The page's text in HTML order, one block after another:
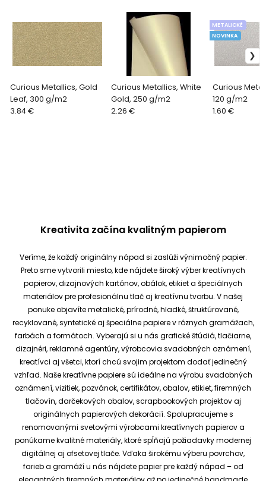
Curious Metallics, Gold
Leaf, 300 g/m2
3.84 €
Curious Metallics, White
Gold, 250 g/m2
2.26 €
Curious
120 g/m2
METALICKÉ
NOVINKA
1.60 €
Kreativita začína kvalitným papierom
Veríme, že každý originálny nápad si zaslúži výnimočný papier.
Preto sme vytvorili miesto, kde nájdete široký výber kreatívnych
papierov, dizajnových kartónov, obálok, etikiet a špeciálnych
materiálov pre profesionálnu tlač aj kreatívnu tvorbu. V našej
ponuke objavíte metalické, prírodné, hladké, štruktúrované,
recyklované, syntetické aj špeciálne papiere v rôznych gramážach,
farbách a formátoch. Vyberajú si u nás grafické štúdiá, tlačiarne,
dizajnéri, reklamné agentúry, výrobcovia svadobných oznámení,
kreatívci aj všetci, ktorí chcú svojim projektom dodať jedinečný
vzhľad. Naše kreatívne papiere sú ideálne na výrobu svadobných
oznámení, vizitiek, pozvánok, certifikátov, obalov, etikiet, firemných
tlačovín, darčekových obalov, scrapbookových projektov aj
originálnych papierových dekorácií. Spolupracujeme s
renomovanými svetovými výrobcami kreatívnych papierov a
ponúkame kvalitné materiály, ktoré spĺňajú požiadavky modernej
digitálnej aj ofsetovej tlače. Vďaka širokému výberu povrchov,
farieb a gramáží u nás nájdete papier pre každý nápad – od